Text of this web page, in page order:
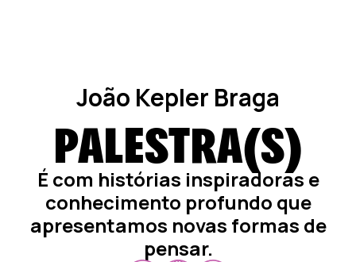
João Kepler Braga
PALESTRA(S)
É com histórias inspiradoras e
conhecimento profundo que
apresentamos novas formas de
pensar.